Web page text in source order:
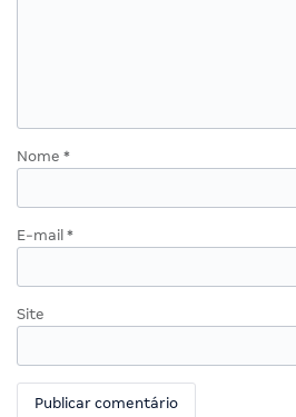
Nome *
E-mail *
Site